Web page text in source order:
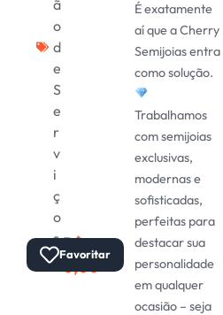
Favoritar
ã
o
d
e
S
e
r
v
i
ç
o
s
Total:
R$
0,00
É exatamente
aí que a Cherry
Semijoias entra
como solução.
Trabalhamos
com semijoias
exclusivas,
modernas e
sofisticadas,
perfeitas para
destacar sua
personalidade
em qualquer
ocasião – seja